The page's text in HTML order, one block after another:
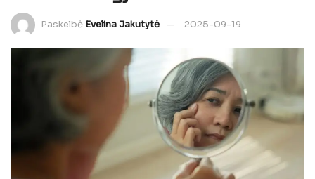
Paskelbė Evelina Jakutytė 2025-09-19